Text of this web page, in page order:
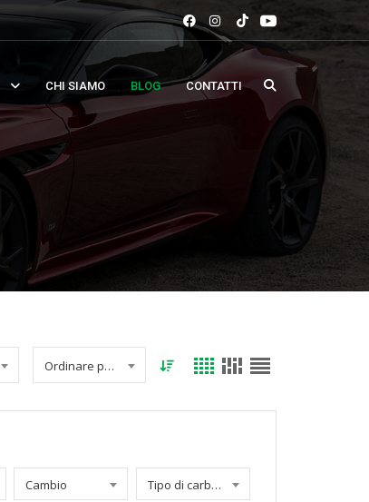
CHI SIAMO BLOG CONTATTI
Ordinare per data
Cambio Tipo di carburante